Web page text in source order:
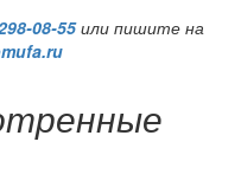
или пишите на